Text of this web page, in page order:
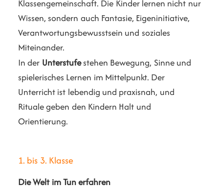
Klassengemeinschaft. Die Kinder lernen nicht nur
Wissen, sondern auch Fantasie, Eigeninitiative,
Verantwortungsbewusstsein und soziales
Miteinander.
In der Unterstufestehen Bewegung, Sinne und
spielerisches Lernen im Mittelpunkt. Der
Unterricht ist lebendig und praxisnah, und
Rituale geben den Kindern Halt und
Orientierung.
1. bis 3. Klasse
Die Welt im Tun erfahren